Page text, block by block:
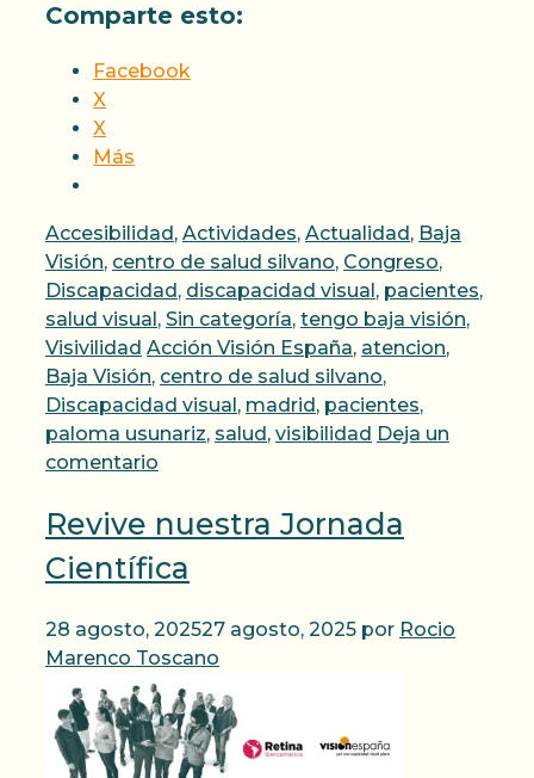
Comparte esto:
Facebook
X
X
Más
Categorías
Accesibilidad , Actividades, Actualidad , Baja
Visión, centro de salud silvano, Congreso,
Discapacidad , discapacidad visual , pacientes,
salud visual , Sin categoría, tengo baja visión,
Visivilidad Etiquetas
Acción Visión España, atencion,
Baja Visión, centro de salud silvano,
Discapacidad visual , madrid , pacientes,
paloma usunariz, salud , visibilidad Deja un
comentario
Revive nuestra Jornada
Científica
28 agosto, 202527 agosto, 2025 por Rocio
Marenco Toscano